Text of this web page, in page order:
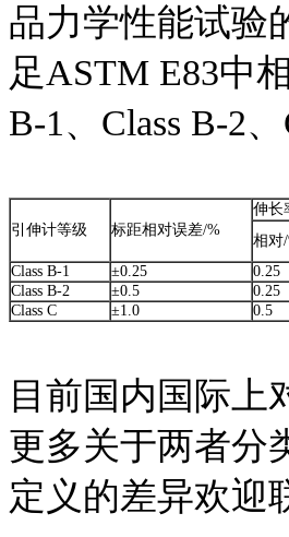
品力学性能试验
足ASTM E83中
B-1、Class B-2
引伸计等级 标距相对误差/%
伸长
相对
Class B-1
±0.25 0.25
Class B-2
±0.5 0.25
Class C
±1.0 0.5
目前国内国际上
更多关于两者分
定义的差异欢迎